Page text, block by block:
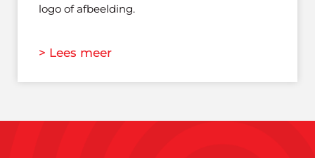
logo of afbeelding.
> Lees meer